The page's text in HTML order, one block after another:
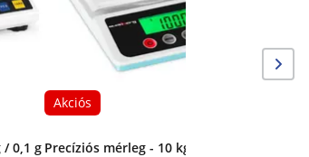
/ 0,1 g
Akciós
Precíziós mérleg - 10 kg / 1 g